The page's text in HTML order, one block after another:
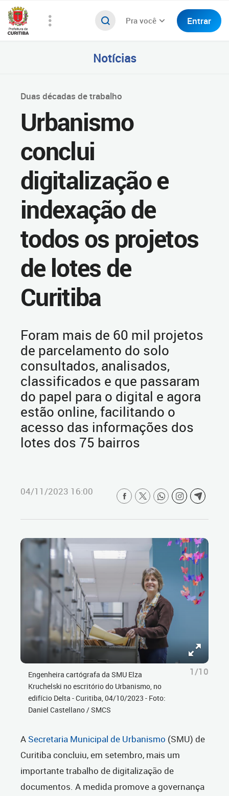
Pra você Entrar
Notícias
Duas décadas de trabalho
Urbanismo
conclui
digitalização e
indexação de
todos os projetos
de lotes de
Curitiba
Foram mais de 60 mil projetos
de parcelamento do solo
consultados, analisados,
classificados e que passaram
do papel para o digital e agora
estão online, facilitando o
acesso das informações dos
lotes dos 75 bairros
04/11/2023 16:00
Engenheira cartógrafa da SMU Elza
Kruchelski no escritório do Urbanismo, no
edifício Delta - Curitiba, 04/10/2023 - Foto:
Daniel Castellano / SMCS
1/10
A Secretaria Municipal de Urbanismo (SMU) de
Curitiba concluiu, em setembro, mais um
importante trabalho de digitalização de
documentos. A medida promove a governança